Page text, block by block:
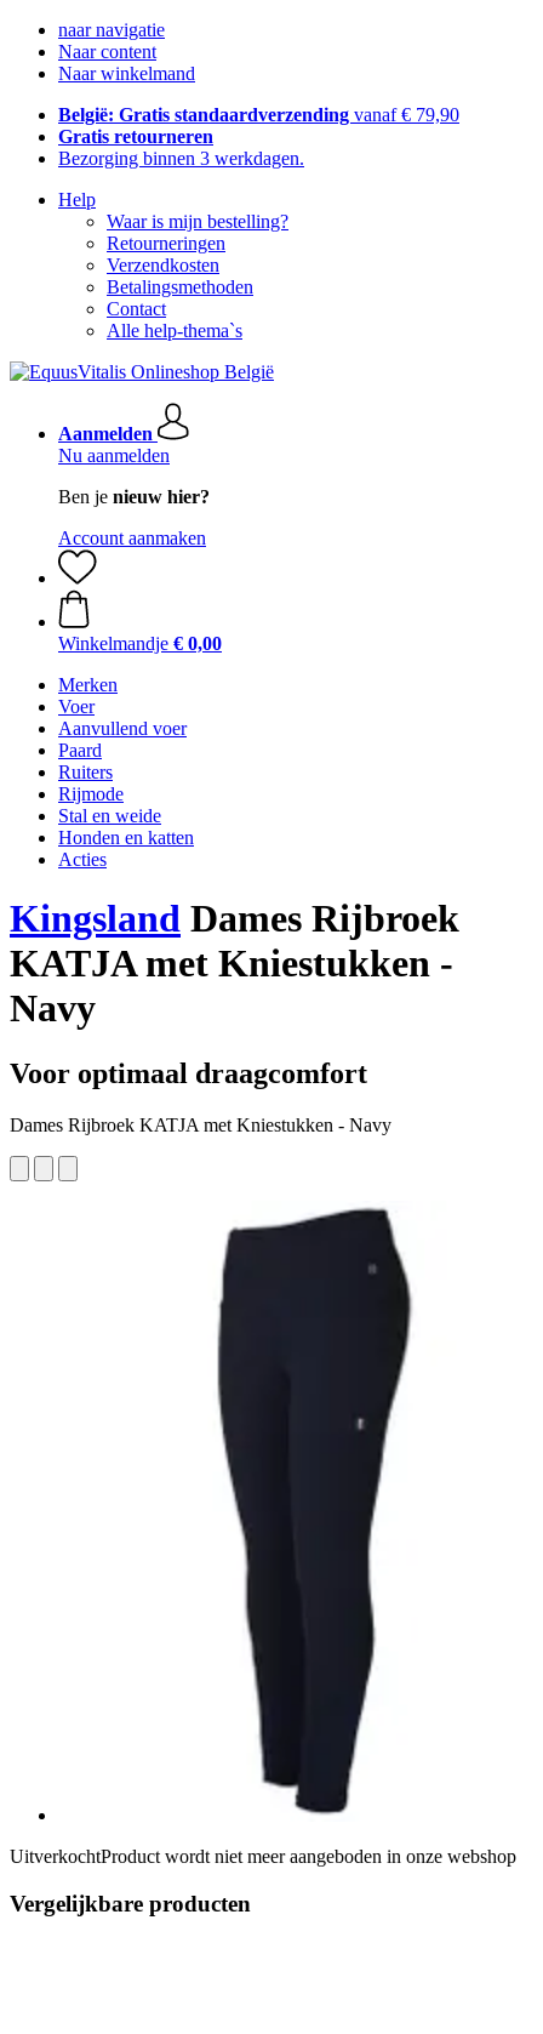
naar navigatie
Naar content
Naar winkelmand
België: Gratis standaardverzending vanaf € 79,90
Gratis retourneren
Bezorging binnen 3 werkdagen.
Help
Waar is mijn bestelling?
Retourneringen
Verzendkosten
Betalingsmethoden
Contact
Alle help-thema`s
Aanmelden
Nu aanmelden
Ben je nieuw hier?
Account aanmaken
Winkelmandje € 0,00
Merken
Voer
Aanvullend voer
Paard
Ruiters
Rijmode
Stal en weide
Honden en katten
Acties
Kingsland Dames Rijbroek
KATJA met Kniestukken -
Navy
Voor optimaal draagcomfort
Dames Rijbroek KATJA met Kniestukken - Navy
UitverkochtProduct wordt niet meer aangeboden in onze webshop
Vergelijkbare producten